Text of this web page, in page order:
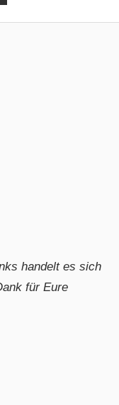
handelt es sich
für Eure